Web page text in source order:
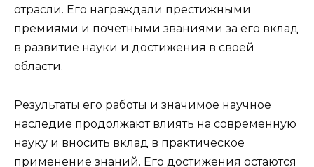
отрасли. Его награждали престижными
премиями и почетными званиями за его вклад
в развитие науки и достижения в своей
области.
Результаты его работы и значимое научное
наследие продолжают влиять на современную
науку и вносить вклад в практическое
применение знаний. Его достижения остаются